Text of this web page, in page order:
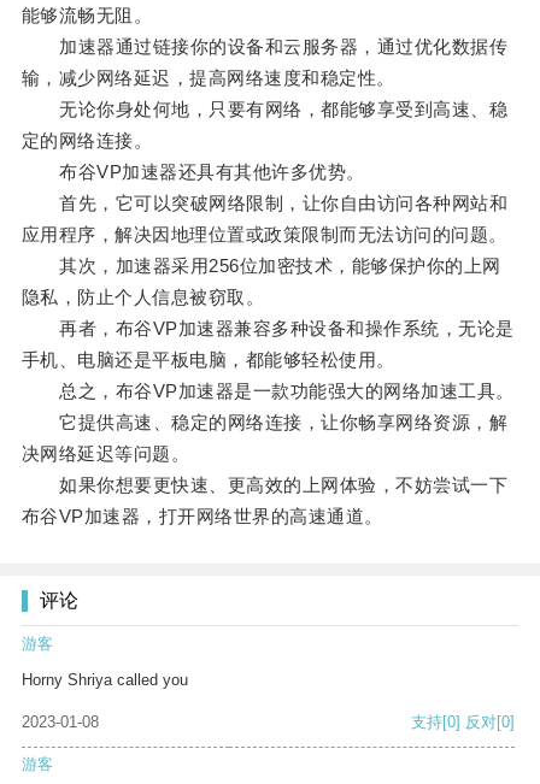
能够流畅无阻。
加速器通过链接你的设备和云服务器，通过优化数据传
输，减少网络延迟，提高网络速度和稳定性。
无论你身处何地，只要有网络，都能够享受到高速、稳
定的网络连接。
布谷VP加速器还具有其他许多优势。
首先，它可以突破网络限制，让你自由访问各种网站和
应用程序，解决因地理位置或政策限制而无法访问的问题。
其次，加速器采用256位加密技术，能够保护你的上网
隐私，防止个人信息被窃取。
再者，布谷VP加速器兼容多种设备和操作系统，无论是
手机、电脑还是平板电脑，都能够轻松使用。
总之，布谷VP加速器是一款功能强大的网络加速工具。
它提供高速、稳定的网络连接，让你畅享网络资源，解
决网络延迟等问题。
如果你想要更快速、更高效的上网体验，不妨尝试一下
布谷VP加速器，打开网络世界的高速通道。
评论
游客
Horny Shriya called you
2023-01-08 支持[0] 反对[0]
游客